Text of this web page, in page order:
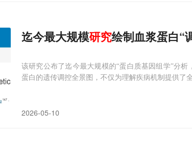
迄今最大规模研究绘制血浆蛋白“
该研究公布了迄今最大规模的“蛋白质基因组学”分
蛋白的遗传调控全景图，不仅为理解疾病机制提供了
2026-05-10